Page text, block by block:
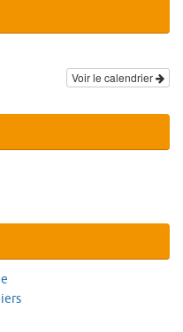
Voir le calendrier